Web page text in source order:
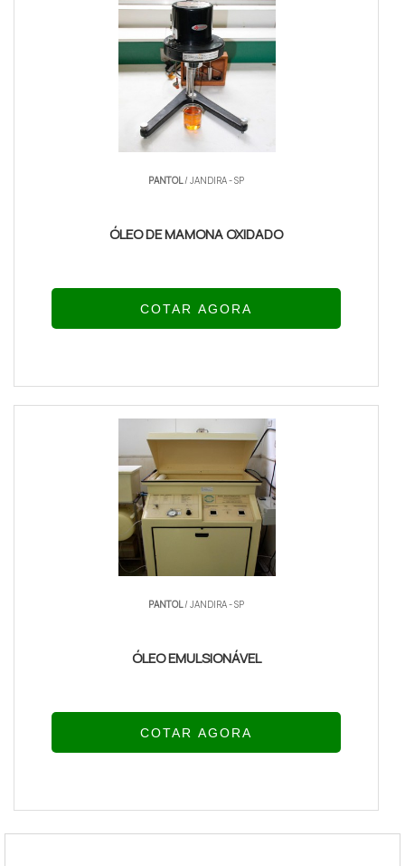
PANTOL/ JANDIRA - SP
ÓLEO DE MAMONA OXIDADO
COTAR AGORA
PANTOL/ JANDIRA - SP
ÓLEO EMULSIONÁVEL
COTAR AGORA